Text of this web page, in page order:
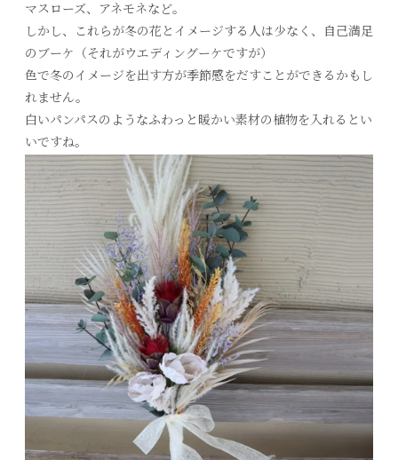
マスローズ、アネモネなど。
しかし、これらが冬の花とイメージする人は少なく、自己満足
のブーケ（それがウエディングーケですが）
色で冬のイメージを出す方が季節感をだすことができるかもし
れません。
白いパンパスのようなふわっと暖かい素材の植物を入れるとい
いですね。